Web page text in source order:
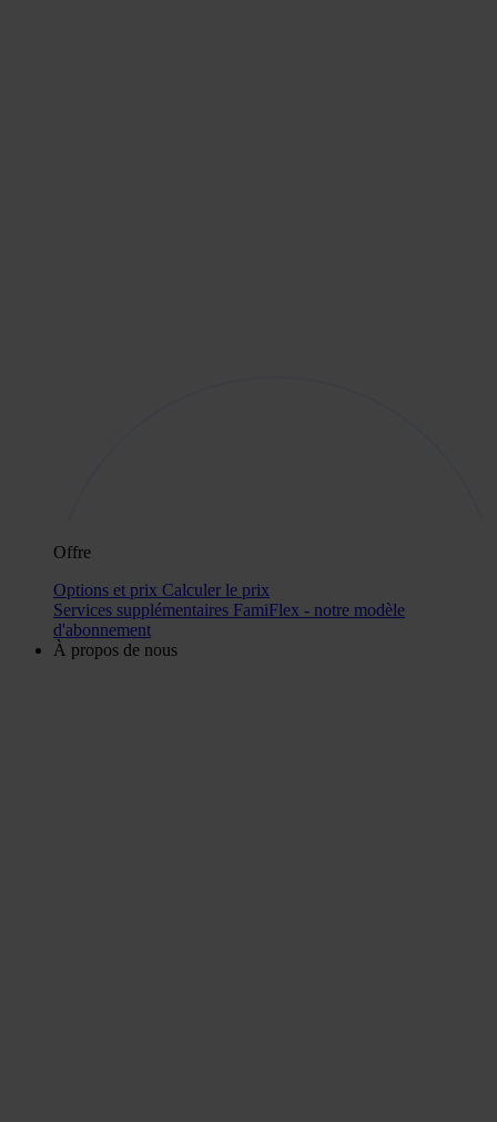
Offre
Options et prix Calculer le prix
Services supplémentaires FamiFlex - notre modèle
d'abonnement
À propos de nous